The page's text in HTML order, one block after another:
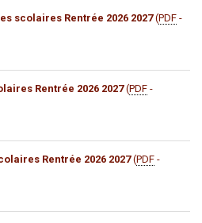
scolaires Rentrée 2026 2027 (PDF -
Rentrée 2026 2027 (PDF -
Rentrée 2026 2027 (PDF -